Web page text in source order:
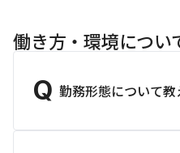
働き方・環境につい
Q 勤務形態について教